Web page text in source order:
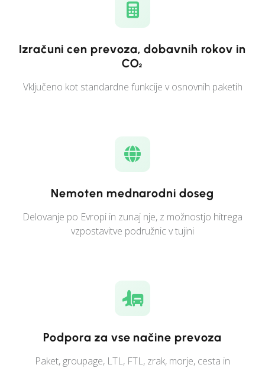
Izračuni cen prevoza, dobavnih rokov in
CO₂
Vključeno kot standardne funkcije v osnovnih paketih
Nemoten mednarodni doseg
Delovanje po Evropi in zunaj nje, z možnostjo hitrega
vzpostavitve podružnic v tujini
Podpora za vse načine prevoza
Paket, groupage, LTL, FTL, zrak, morje, cesta in